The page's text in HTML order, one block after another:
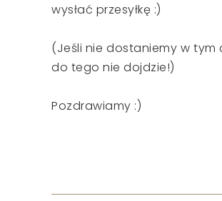
wysłać przesyłkę :)
(Jeśli nie dostaniemy w
do tego nie dojdzie!)
Pozdrawiamy :)